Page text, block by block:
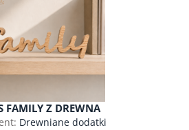
koszyka
FAMILY Z DREWNA
Drewniane dodatki